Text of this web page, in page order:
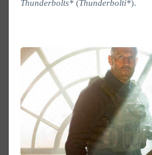
Thunderbolts* (Thunderbolti*).